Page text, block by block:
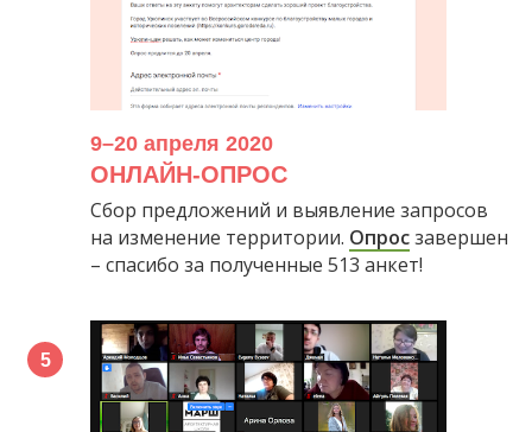
9–20 апреля 2020
ОНЛАЙН-ОПРОС
Сбор предложений и выявление запросов
на изменение территории. Опросзавершен
– спасибо за полученные 513 анкет!